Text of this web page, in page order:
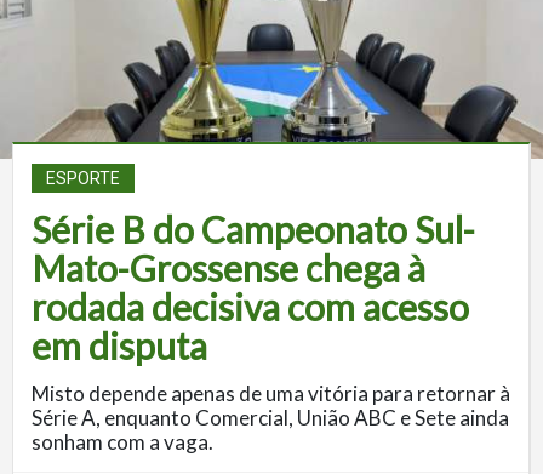
ESPORTE
Série B do Campeonato Sul-
Mato-Grossense chega à
rodada decisiva com acesso
em disputa
Misto depende apenas de uma vitória para retornar à
Série A, enquanto Comercial, União ABC e Sete ainda
sonham com a vaga.